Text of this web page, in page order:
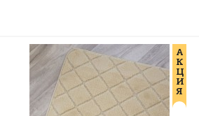
А
К
Ц
И
Я